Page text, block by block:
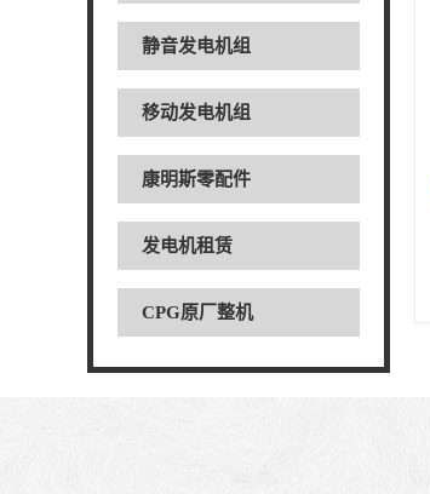
静音发电机组
移动发电机组
康明斯零配件
发电机租赁
CPG原厂整机